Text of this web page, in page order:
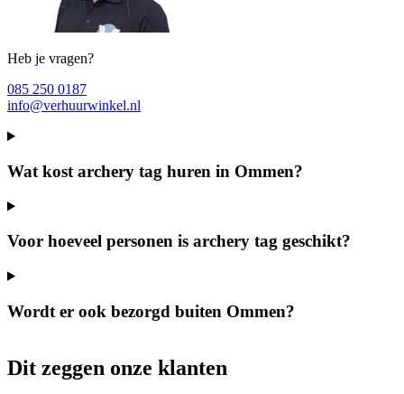
Heb je vragen?
085 250 0187
info@verhuurwinkel.nl
Wat kost archery tag huren in Ommen?
Voor hoeveel personen is archery tag geschikt?
Wordt er ook bezorgd buiten Ommen?
Dit zeggen onze klanten